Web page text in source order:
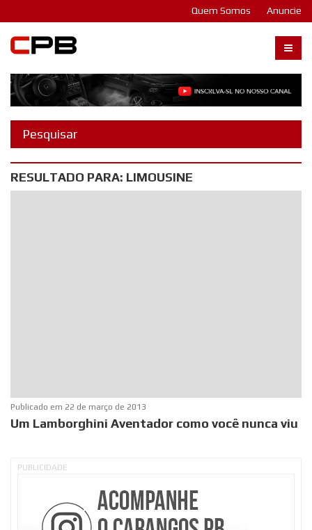
Quem Somos Anuncie
RESULTADO PARA: LIMOUSINE
Publicado em 22 de março de 2013
Um Lamborghini Aventador como você nunca viu
PUBLICIDADE